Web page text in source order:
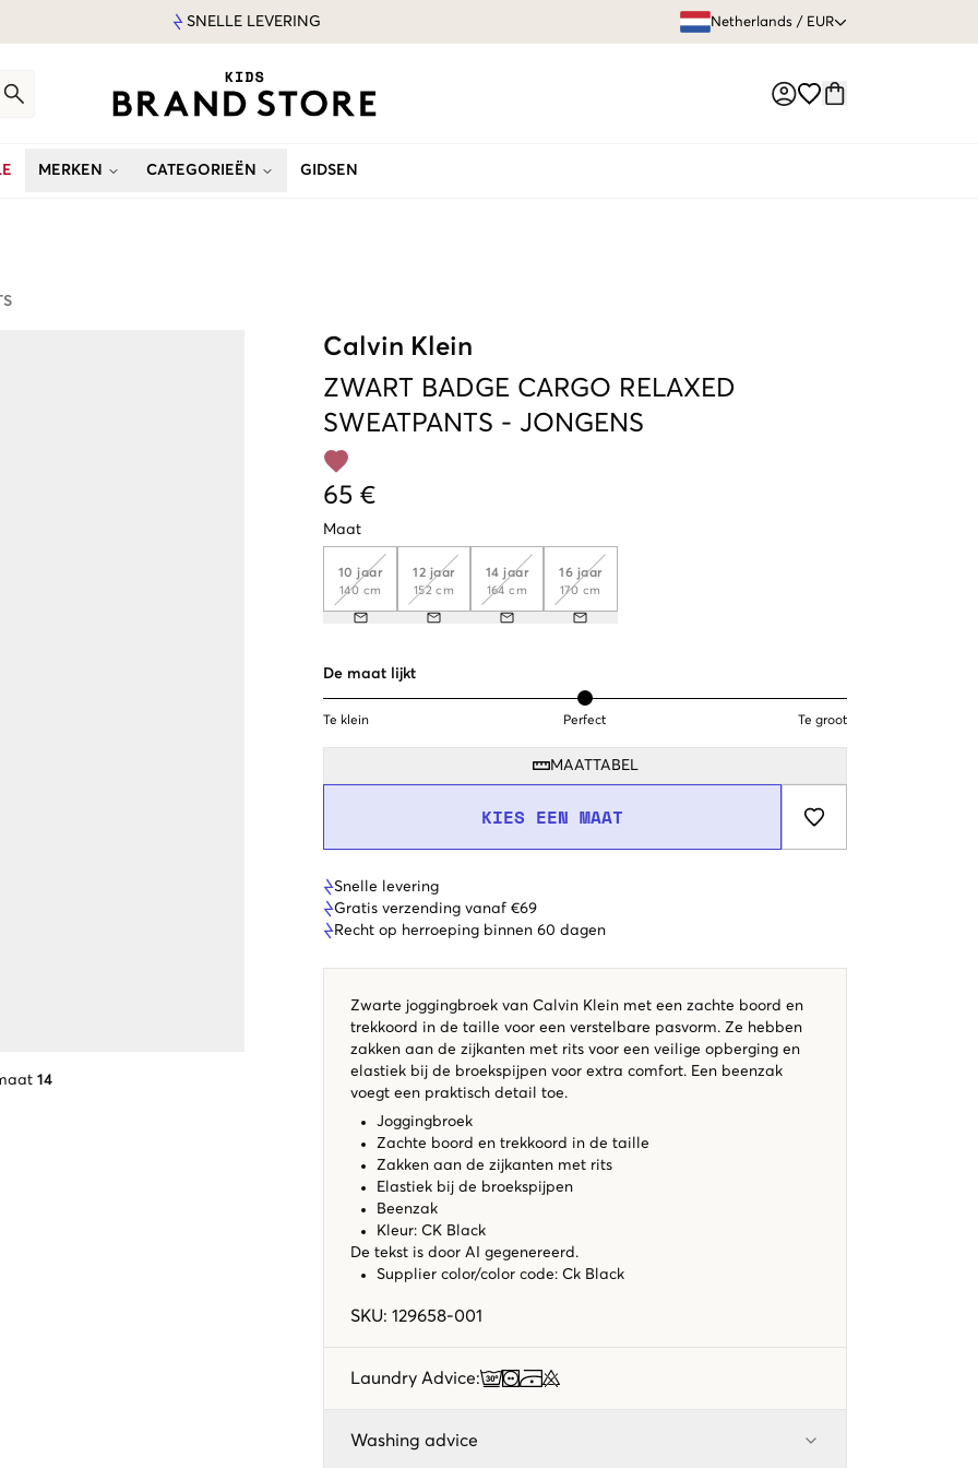
SNELLE LEVERING Netherlands / EUR
MERKEN CATEGORIEËN GIDSEN
14
Calvin Klein
ZWART BADGE CARGO RELAXED
SWEATPANTS - JONGENS
65 €
Maat
10 jaar
140 cm
12 jaar
152 cm
14 jaar
164 cm
16 jaar
170 cm
De maat lijkt
Te klein Perfect Te groot
MAATTABEL
KIES EEN MAAT
Snelle levering
Gratis verzending vanaf €69
Recht op herroeping binnen 60 dagen
Zwarte joggingbroek van Calvin Klein met een zachte boord en
trekkoord in de taille voor een verstelbare pasvorm. Ze hebben
zakken aan de zijkanten met rits voor een veilige opberging en
elastiek bij de broekspijpen voor extra comfort. Een beenzak
voegt een praktisch detail toe.
Joggingbroek
Zachte boord en trekkoord in de taille
Zakken aan de zijkanten met rits
Elastiek bij de broekspijpen
Beenzak
Kleur: CK Black
De tekst is door AI gegenereerd.
Supplier color/color code: Ck Black
SKU: 129658-001
Laundry Advice:
Washing advice